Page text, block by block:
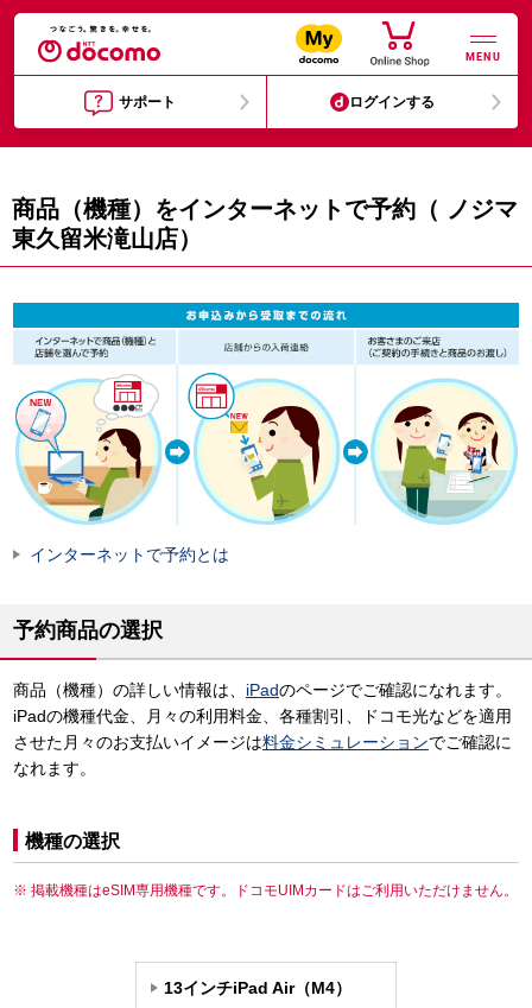
MENU
サポート ログインする
商品（機種）をインターネットで予約（ ノジマ
東久留米滝山店）
インターネットで予約とは
予約商品の選択
商品（機種）の詳しい情報は、 iPadのページでご確認になれます。
iPadの機種代金、月々の利用料金、各種割引、ドコモ光などを適用
させた月々のお支払いイメージは料金シミュレーションでご確認に
なれます。
機種の選択
掲載機種はeSIM専用機種です。ドコモUIMカードはご利用いただけません。
13インチiPad Air（M4）